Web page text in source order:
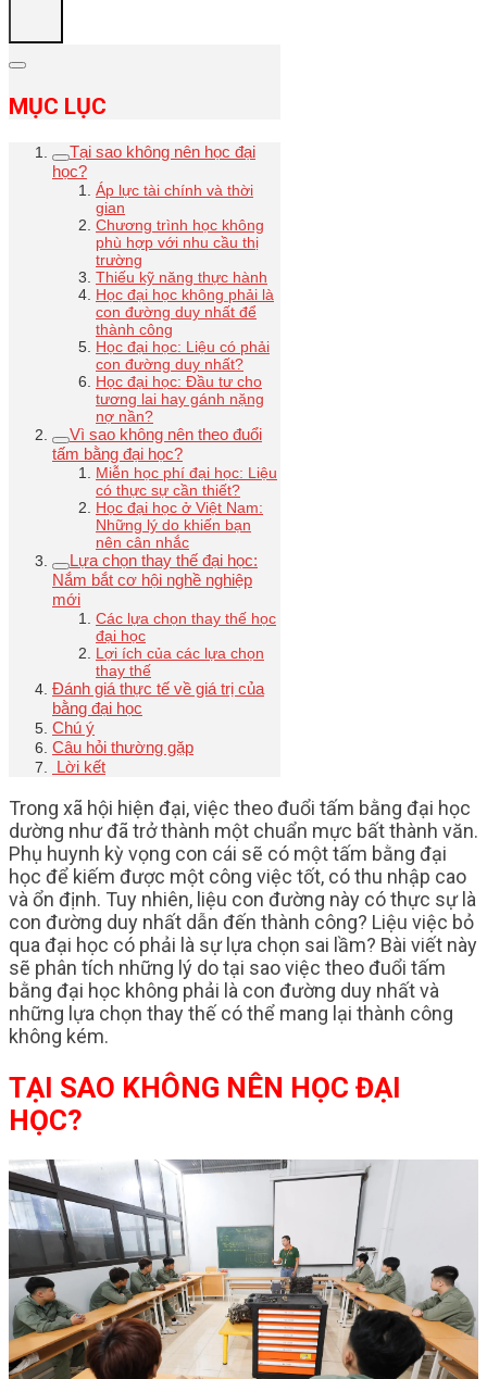
MỤC LỤC
Tại sao không nên học đại
học?
Áp lực tài chính và thời
gian
Chương trình học không
phù hợp với nhu cầu thị
trường
Thiếu kỹ năng thực hành
Học đại học không phải là
con đường duy nhất để
thành công
Học đại học: Liệu có phải
con đường duy nhất?
Học đại học: Đầu tư cho
tương lai hay gánh nặng
nợ nần?
Vì sao không nên theo đuổi
tấm bằng đại học?
Miễn học phí đại học: Liệu
có thực sự cần thiết?
Học đại học ở Việt Nam:
Những lý do khiến bạn
nên cân nhắc
Lựa chọn thay thế đại học:
Nắm bắt cơ hội nghề nghiệp
mới
Các lựa chọn thay thế học
đại học
Lợi ích của các lựa chọn
thay thế
Đánh giá thực tế về giá trị của
bằng đại học
Chú ý
Câu hỏi thường gặp
Lời kết
Trong xã hội hiện đại, việc theo đuổi tấm bằng đại học
dường như đã trở thành một chuẩn mực bất thành văn.
Phụ huynh kỳ vọng con cái sẽ có một tấm bằng đại
học để kiếm được một công việc tốt, có thu nhập cao
và ổn định. Tuy nhiên, liệu con đường này có thực sự là
con đường duy nhất dẫn đến thành công? Liệu việc bỏ
qua đại học có phải là sự lựa chọn sai lầm? Bài viết này
sẽ phân tích những lý do tại sao việc theo đuổi tấm
bằng đại học không phải là con đường duy nhất và
những lựa chọn thay thế có thể mang lại thành công
không kém.
TẠI SAO KHÔNG NÊN HỌC ĐẠI
HỌC?